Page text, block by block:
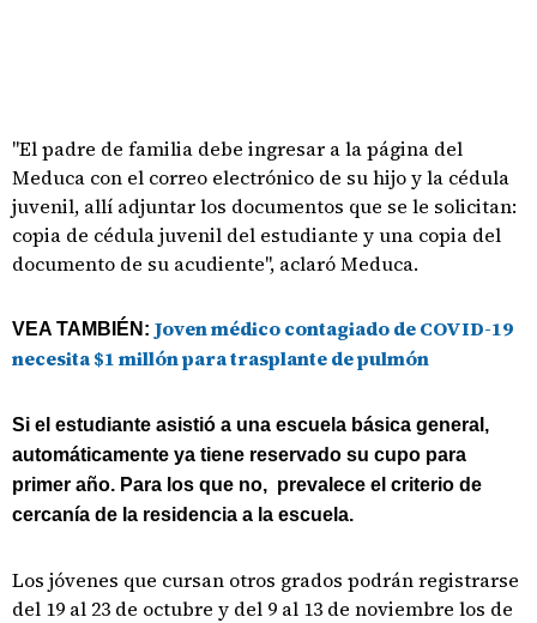
"El padre de familia debe ingresar a la página del
Meduca con el correo electrónico de su hijo y la cédula
juvenil, allí adjuntar los documentos que se le solicitan:
copia de cédula juvenil del estudiante y una copia del
documento de su acudiente", aclaró Meduca.
VEA TAMBIÉN: Joven médico contagiado de COVID-19
necesita $1 millón para trasplante de pulmón
Si el estudiante asistió a una escuela básica general,
automáticamente ya tiene reservado su cupo para
primer año. Para los que no, prevalece el criterio de
cercanía de la residencia a la escuela.
Los jóvenes que cursan otros grados podrán registrarse
del 19 al 23 de octubre y del 9 al 13 de noviembre los de